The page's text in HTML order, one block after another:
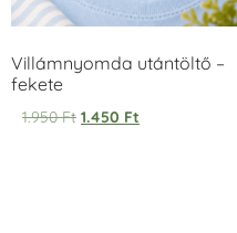
Villámnyomda utántöltő –
fekete
1.950Ft 1.450 Ft